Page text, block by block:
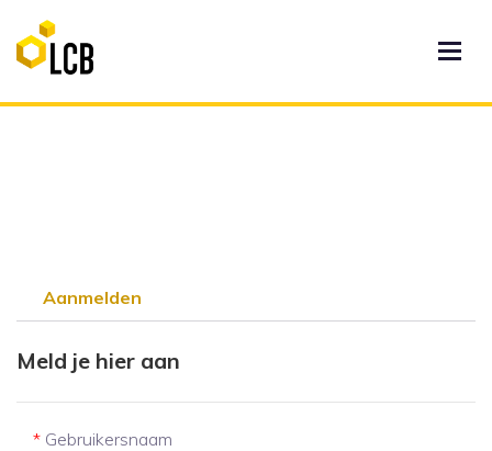
Aanmelden
Meld je hier aan
Gebruikersnaam